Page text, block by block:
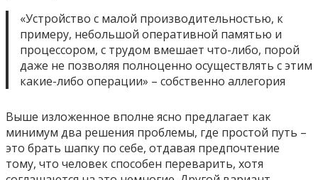
«Устройство с малой производительностью, к
примеру, небольшой оперативной памятью и
процессором, с трудом вмешает что-либо, порой
даже не позволяя полноценно осуществлять с этим
какие-либо операции» – собственно аллегория
Выше изложенное вполне ясно предлагает как
минимум два решения проблемы, где простой путь –
это брать шапку по себе, отдавая предпочтение
тому, что человек способен переварить, хотя